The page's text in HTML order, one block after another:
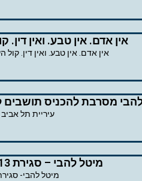
אין אדם. אין טבע. ואין
אין אדם. אין טבע. ואין דין.
מסרבת להכניס תושבים
עיריית תל
מיטל להבי – סגירת 13 "מדרחובים" בתמיכת העמותות וללא שיתוף ציבור
מיטל להבי- סגירת 13 "מדרחובים " בתמיכת העמותות וללא שיתוף